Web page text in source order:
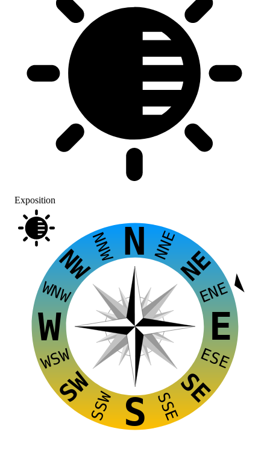
Exposition
E
W
S
N
NW NE
SE
SW
NNE
ENE
ESE
SSE
SSW
WSW
WNW
NNW